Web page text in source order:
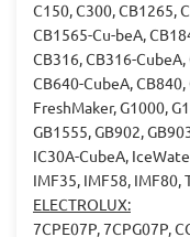
C150, C300, CB1265,
CB1565-Cu-beA,
CB316, CB316-
CB640-CubeA,
FreshMaker, G1000,
GB1555, GB902,
IC30A-CubeA,
IMF35, IMF58, IMF80,
ELECTROLUX:
7CPE07P, 7CPG07P,